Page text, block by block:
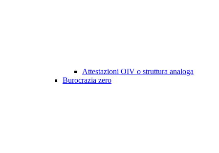
Attestazioni OIV o struttura analoga
Burocrazia zero